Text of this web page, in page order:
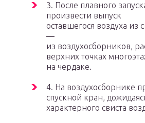
3. После плавного
произвести выпуск
оставшегося воздуха из
—
из воздухосборников,
верхних точках
на чердаке.
4. На воздухосборнике
спускной кран,
характерного свиста